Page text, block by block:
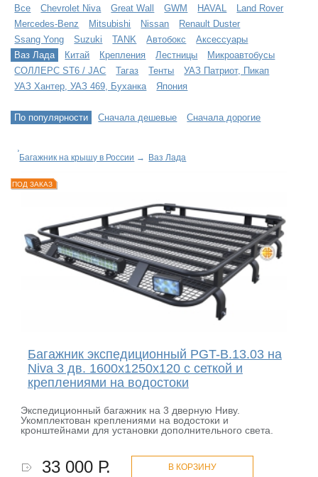
Все Chevrolet Niva Great Wall GWM HAVAL
Land Rover
Mercedes-Benz
Mitsubishi Nissan
Renault Duster
Ssang Yong
Suzuki TANK Автобокс
Аксессуары
Ваз Лада
Китай Крепления Лестницы
Микроавтобусы
СОЛЛЕРС ST6 / JAC
Тагаз Тенты
УАЗ Патриот, Пикап
УАЗ Хантер, УАЗ 469, Буханка
Япония
По популярности Сначала дешевые Сначала дорогие
Багажник на крышу в России → Ваз Лада
ПОД ЗАКАЗ
Багажник экспедиционный PGT-B.13.03 на
Niva 3 дв. 1600х1250х120 с сеткой и
креплениями на водостоки
Экспедиционный багажник на 3 дверную Ниву.
Укомплектован креплениями на водостоки и
кронштейнами для установки дополнительного света.
33 000 Р. В КОРЗИНУ